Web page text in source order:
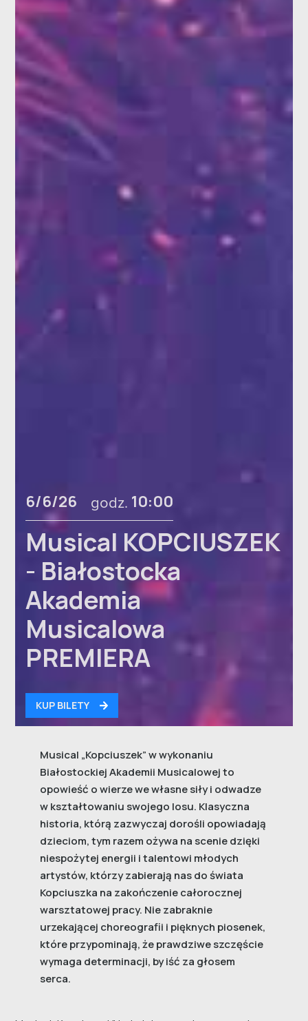
6/6/26 godz. 10:00
Musical KOPCIUSZEK
- Białostocka
Akademia
Musicalowa
PREMIERA
KUP BILETY
Musical „Kopciuszek” w wykonaniu
Białostockiej Akademii Musicalowej to
opowieść o wierze we własne siły i odwadze
w kształtowaniu swojego losu. Klasyczna
historia, którą zazwyczaj dorośli opowiadają
dzieciom, tym razem ożywa na scenie dzięki
niespożytej energii i talentowi młodych
artystów, którzy zabierają nas do świata
Kopciuszka na zakończenie całorocznej
warsztatowej pracy. Nie zabraknie
urzekającej choreografii i pięknych piosenek,
które przypominają, że prawdziwe szczęście
wymaga determinacji, by iść za głosem
serca.